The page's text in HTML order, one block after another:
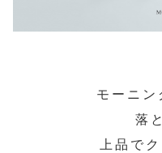
モーニン
落
上品で